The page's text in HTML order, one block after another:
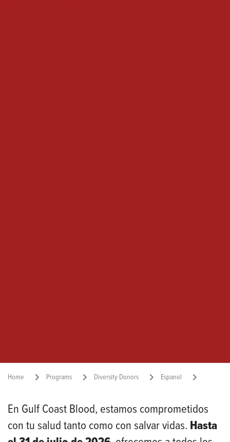
Home Programs Diversity Donors Espanol
Dona sangre y recibe una prueba gratuita de A1c
Share:
En Gulf Coast Blood, estamos comprometidos
con tu salud tanto como con salvar vidas. Hasta